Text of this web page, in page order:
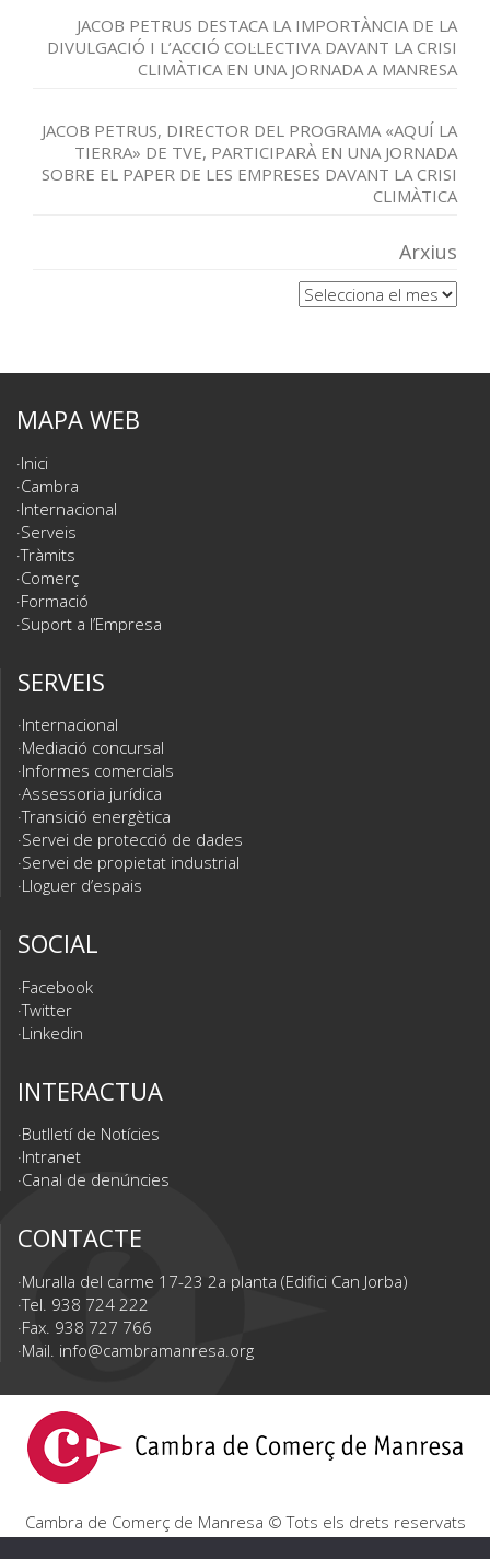
JACOB PETRUS DESTACA LA IMPORTÀNCIA DE LA
DIVULGACIÓ I L’ACCIÓ COL·LECTIVA DAVANT LA CRISI
CLIMÀTICA EN UNA JORNADA A MANRESA
JACOB PETRUS, DIRECTOR DEL PROGRAMA «AQUÍ LA
TIERRA» DE TVE, PARTICIPARÀ EN UNA JORNADA
SOBRE EL PAPER DE LES EMPRESES DAVANT LA CRISI
CLIMÀTICA
Arxius
Arxius
MAPA WEB
Inici
Cambra
Internacional
Serveis
Tràmits
Comerç
Formació
Suport a l’Empresa
SERVEIS
Internacional
Mediació concursal
Informes comercials
Assessoria jurídica
Transició energètica
Servei de protecció de dades
Servei de propietat industrial
Lloguer d’espais
SOCIAL
Facebook
Twitter
Linkedin
INTERACTUA
Butlletí de Notícies
Intranet
Canal de denúncies
CONTACTE
Muralla del carme 17-23 2a planta (Edifici Can Jorba)
Tel. 938 724 222
Fax. 938 727 766
Mail. info@cambramanresa.org
Cambra de Comerç de Manresa © Tots els drets reservats